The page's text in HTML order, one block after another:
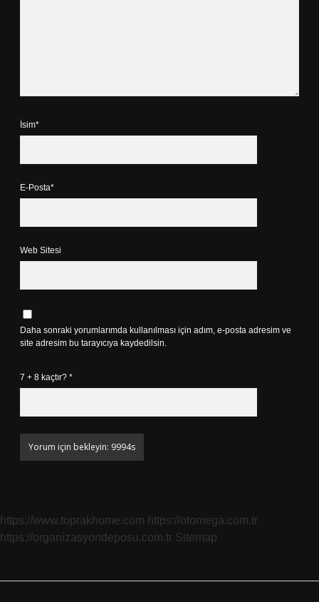
İsim*
E-Posta*
Web Sitesi
Daha sonraki yorumlarımda kullanılması için adım, e-posta adresim ve
site adresim bu tarayıcıya kaydedilsin.
7 + 8 kaçtır? *
https://www.toprakhome.com https://otomega.com.tr
https://organizasyondeposu.com.tr Sitemap